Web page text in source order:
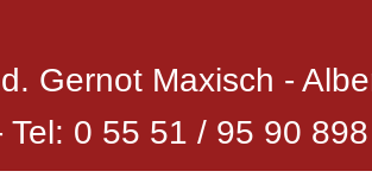
Gernot Maxisch -
Tel: 0 55 51 / 95 90